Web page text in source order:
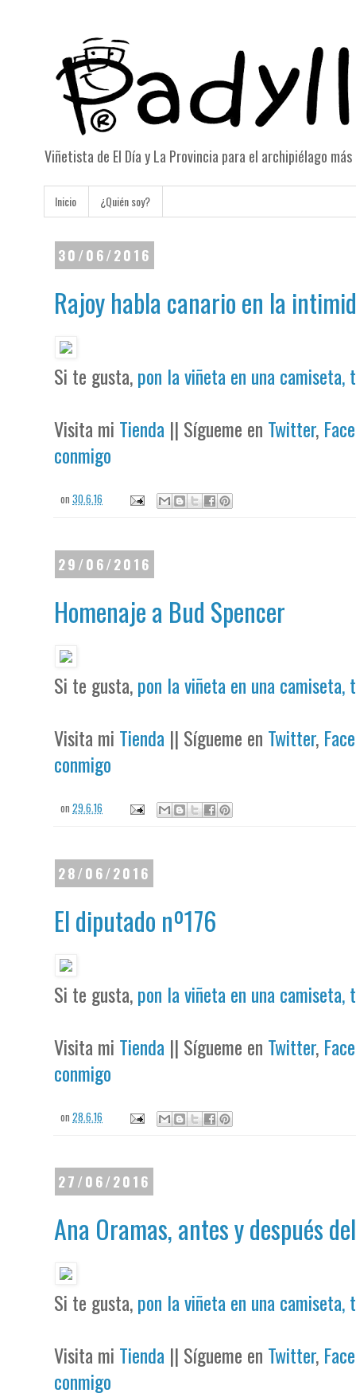
Viñetista de El Día y La Provincia para el archipiélago
Inicio ¿Quién soy?
30/06/2016
Rajoy habla canario en la
Si te gusta,pon la viñeta en una camiseta,
Visita mi Tienda || Sígueme en Twitter,
conmigo
on30.6.16
29/06/2016
Homenaje a Bud Spencer
Si te gusta,pon la viñeta en una camiseta,
Visita mi Tienda || Sígueme en Twitter,
conmigo
on29.6.16
28/06/2016
El diputado nº176
Si te gusta,pon la viñeta en una camiseta,
Visita mi Tienda || Sígueme en Twitter,
conmigo
on28.6.16
27/06/2016
Ana Oramas, antes y después
Si te gusta,pon la viñeta en una camiseta,
Visita mi Tienda || Sígueme en Twitter,
conmigo